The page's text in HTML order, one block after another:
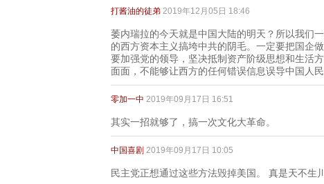
打酱油的徒弟 2019年12月05日 18:46
萎内瑞拉的今天就是中国大陆的明天？所以我们
的西方资本主义搞垮中共的阴毛。一定要把国企
要加强党的领导，坚决抵制资产阶级思想和生活
面面，不能够让西方的任何错误信息误导中国
零加一中 2019年09月17日 16:51
其实一招就够了，搞一次文化大革命。
中国喜剧 2019年09月17日 10:05
民主党正想通过这些方法毁掉美国。 真是天不生